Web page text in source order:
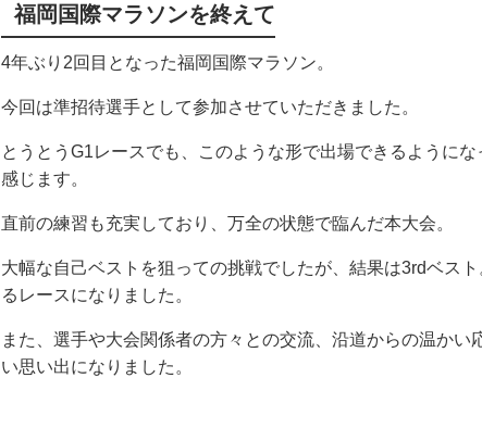
福岡国際マラソンを終えて
4年ぶり2回目となった福岡国際マラソン。
今回は準招待選手として参加させていただきました。
とうとうG1レースでも、このような形で出場できるように
感じます。
直前の練習も充実しており、万全の状態で臨んだ本大会。
大幅な自己ベストを狙っての挑戦でしたが、結果は3rdベス
るレースになりました。
また、選手や大会関係者の方々との交流、沿道からの温かい
い思い出になりました。